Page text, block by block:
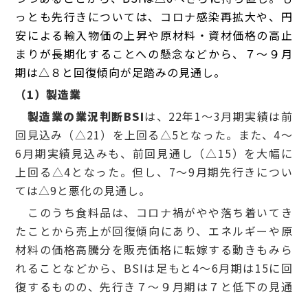
っとも先行きについては、コロナ感染再拡大や、円
安による輸入物価の上昇や原材料・資材価格の高止
まりが長期化することへの懸念などから、
７～９月
期は△８と回復傾向が足踏みの見通し。
（1）製造業
製造業の業況判断BSIは、22年1～3月期実績は前
回見込み（△21）を上回る△5となった。また、4～
6月期実績見込みも、前回見通し（△15）を大幅に
上回る△4となった。但し、7～9月期先行きについ
ては△9と悪化の見通し。
このうち食料品は、コロナ禍がやや落ち着いてき
たことから売上が回復傾向にあり、エネルギーや原
材料の価格高騰分を販売価格に転嫁する動きもみら
れることなどから、BSIは足もと4～6月期は15に回
復するものの、先行き７～９月期は７と低下の見通